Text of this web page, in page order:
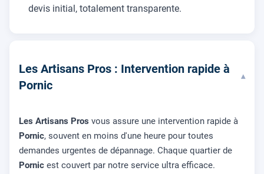
devis initial, totalement transparente.
Les Artisans Pros : Intervention rapide à
Pornic
▾
Les Artisans Pros vous assure une intervention rapide à
Pornic, souvent en moins d'une heure pour toutes
demandes urgentes de dépannage. Chaque quartier de
Pornic est couvert par notre service ultra efficace.